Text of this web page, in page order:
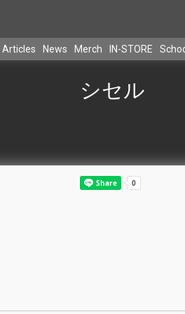
Articles News Merch IN-STORE
シセル